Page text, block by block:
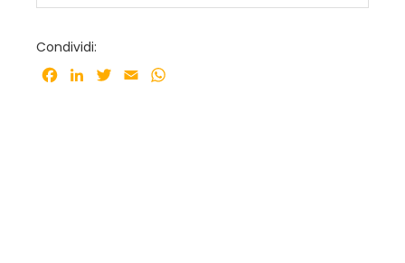
Condividi:
Facebook
LinkedInTwitter
Email